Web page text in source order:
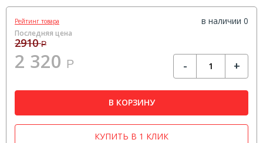
Рейтинг товара в наличии 0
Последняя цена
2910Р
2 320 Р - +
В КОРЗИНУ
КУПИТЬ В 1 КЛИК